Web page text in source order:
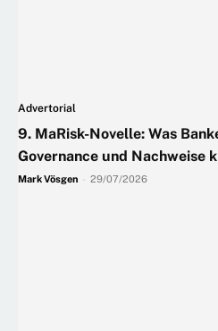
Advertorial
9. MaRisk-Novelle: Was
Governance und Nachweise
Mark Vösgen 29/07/2026